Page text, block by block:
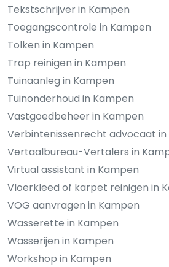
Tekstschrijver in Kampen
Toegangscontrole in Kampen
Tolken in Kampen
Trap reinigen in Kampen
Tuinaanleg in Kampen
Tuinonderhoud in Kampen
Vastgoedbeheer in Kampen
Verbintenissenrecht advocaat in
Vertaalbureau-Vertalers in
Virtual assistant in Kampen
Vloerkleed of karpet reinigen in
VOG aanvragen in Kampen
Wasserette in Kampen
Wasserijen in Kampen
Workshop in Kampen